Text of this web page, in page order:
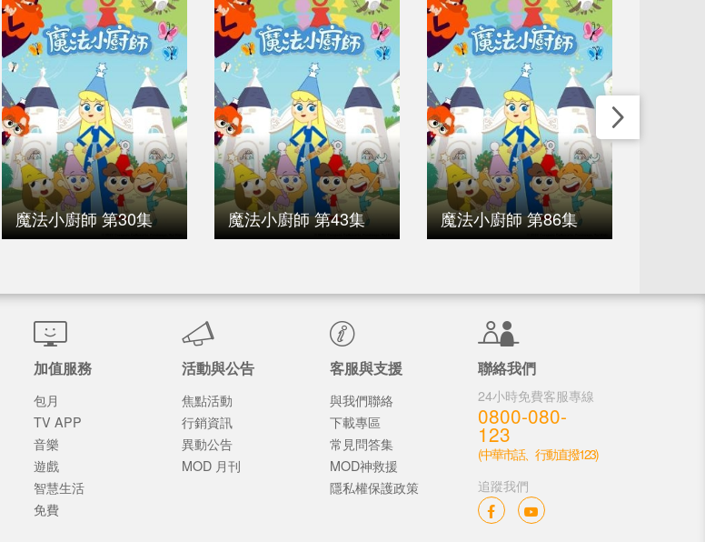
魔法小廚師 第30集 魔法小廚師 第43集 魔法小廚師 第86集
加值服務
包月
TV APP
音樂
遊戲
智慧生活
免費
活動與公告
焦點活動
行銷資訊
異動公告
MOD 月刊
客服與支援
與我們聯絡
下載專區
常見問答集
MOD神救援
隱私權保護政策
聯絡我們
24小時免費客服專線
0800-080-
123
(中華市話、行動直撥123)
追蹤我們